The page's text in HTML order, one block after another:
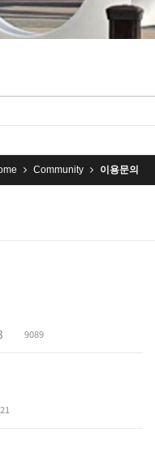
Community 이용문의
9089